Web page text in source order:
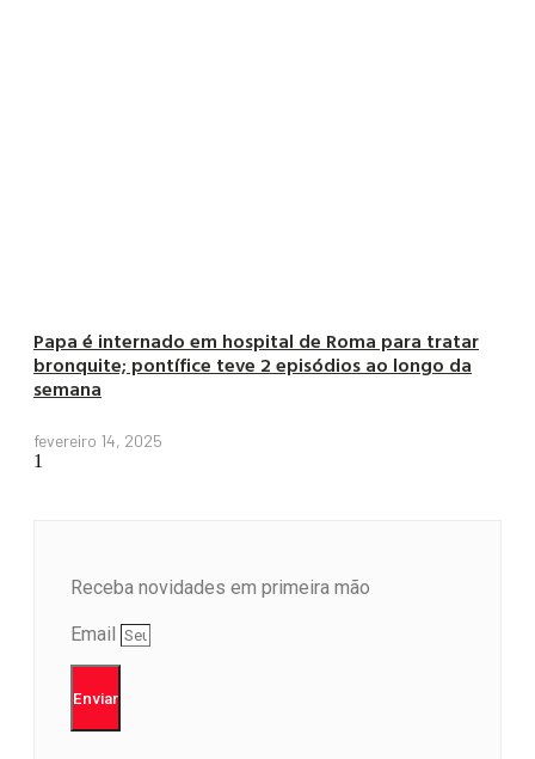
Papa é internado em hospital de Roma para tratar
bronquite; pontífice teve 2 episódios ao longo da
semana
fevereiro 14, 2025
Receba novidades em primeira mão
Email
Enviar